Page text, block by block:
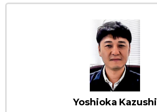
Yoshioka Kazushi